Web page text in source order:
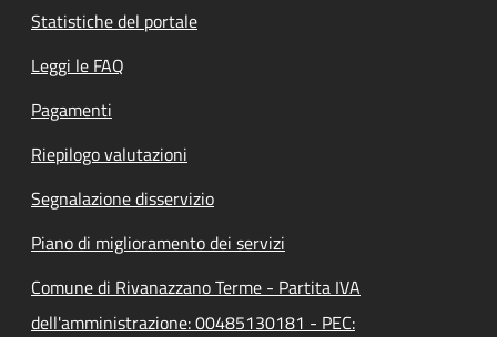
Statistiche del portale
Leggi le FAQ
Pagamenti
Riepilogo valutazioni
Segnalazione disservizio
Piano di miglioramento dei servizi
Comune di Rivanazzano Terme - Partita IVA
dell'amministrazione: 00485130181 - PEC: